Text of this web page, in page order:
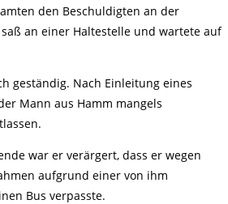
den Beschuldigten an der
an einer Haltestelle und wartete auf
geständig. Nach Einleitung eines
Mann aus Hamm mangels
war er verärgert, dass er wegen
aufgrund einer von ihm
Bus verpasste.